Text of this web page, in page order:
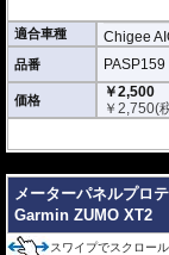
ニングクロス、細かい
優れもの。満足のいく
シリコーン系粘着材を
がせば、元通りの状態
適合車種 Chigee
品番 PASP159
価格
￥2,500
￥2,750(
メーターパネルプロ
Garmin ZUMO XT2
スワイプでスクロー